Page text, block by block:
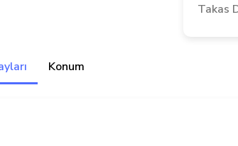
Takas
Konum